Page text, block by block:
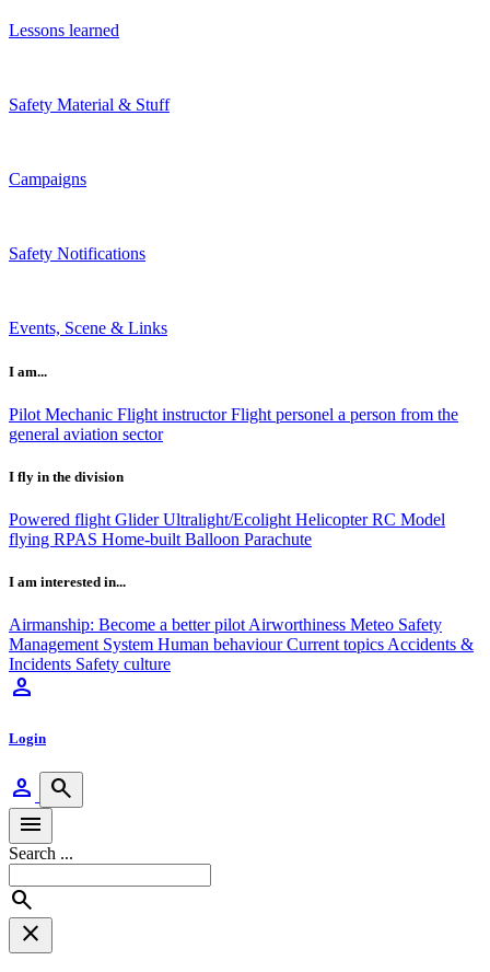
Lessons learned
Safety Material & Stuff
Campaigns
Safety Notifications
Events, Scene & Links
I am...
Pilot Mechanic Flight instructorFlight personel a person from the
general aviation sector
I fly in the division
Powered flight GliderUltralight/Ecolight HelicopterRC Model
flying RPAS Home-built Balloon Parachute
I am interested in...
Airmanship: Become a better pilotAirworthiness Meteo Safety
Management System Human behaviourCurrent topicsAccidents &
Incidents Safety culture
person
Login
person
search
menu
Search ...
search
close